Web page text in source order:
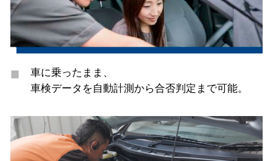
車に乗ったまま、
車検データを自動計測から合否判定まで可能。